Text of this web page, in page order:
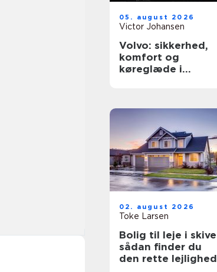
05. august 2026
Victor Johansen
Volvo: sikkerhed,
komfort og
køreglæde i
02. august 2026
Toke Larsen
Bolig til leje i skive
sådan finder du
den rette lejlighed